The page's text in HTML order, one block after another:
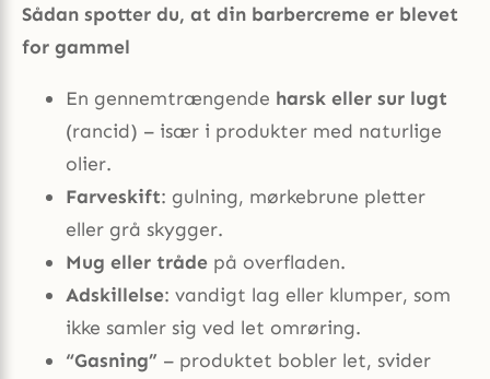
Sådan spotter du, at din barbercreme er blevet
for gammel
En gennemtrængende harsk eller sur lugt
(rancid) – især i produkter med naturlige
olier.
Farveskift: gulning, mørkebrune pletter
eller grå skygger.
Mug eller tråde på overfladen.
Adskillelse: vandigt lag eller klumper, som
ikke samler sig ved let omrøring.
“Gasning” – produktet bobler let, svider